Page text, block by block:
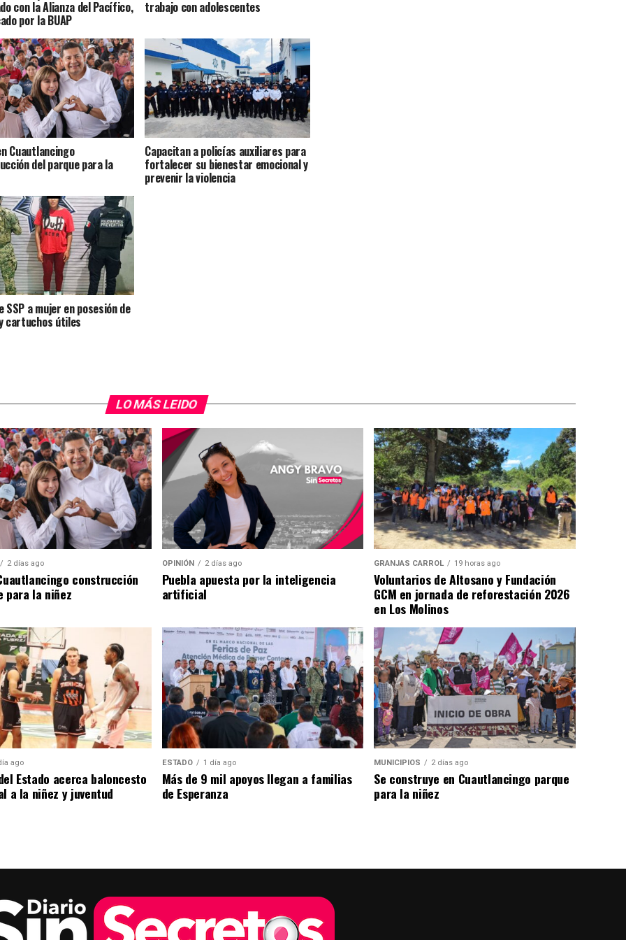
con la Alianza del Pacífico,
por la BUAP
trabajo con adolescentes
Cuautlancingo
del parque para la
Capacitan a policías auxiliares para
fortalecer su bienestar emocional y
prevenir la violencia
SSP a mujer en posesión de
cartuchos útiles
LO MÁS LEIDO
2 días ago
construcción
para la niñez
OPINIÓN 2 días ago
Puebla apuesta por la inteligencia
artificial
GRANJAS CARROL 19 horas ago
Voluntarios de Altosano y Fundación
GCM en jornada de reforestación 2026
en Los Molinos
ago
Estado acerca baloncesto
a la niñez y juventud
ESTADO 1 día ago
Más de 9 mil apoyos llegan a familias
de Esperanza
MUNICIPIOS 2 días ago
Se construye en Cuautlancingo parque
para la niñez